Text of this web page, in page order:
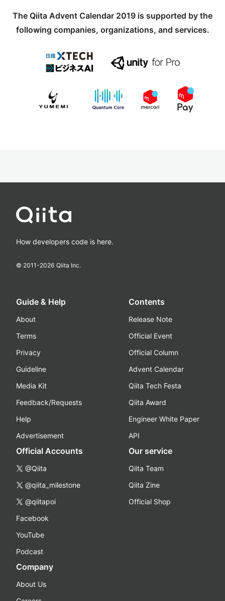
The Qiita Advent Calendar 2019 is supported by the
following companies, organizations, and services.
How developers code is here.
© 2011-2026 Qiita Inc.
Guide & Help
About
Terms
Privacy
Guideline
Media Kit
Feedback/Requests
Help
Advertisement
Contents
Release Note
Official Event
Official Column
Advent Calendar
Qiita Tech Festa
Qiita Award
Engineer White Paper
API
Official Accounts
@Qiita
@qiita_milestone
@qiitapoi
Facebook
YouTube
Podcast
Our service
Qiita Team
Qiita Zine
Official Shop
Company
About Us